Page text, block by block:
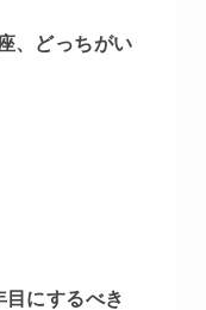
、どっちがい
目にするべき